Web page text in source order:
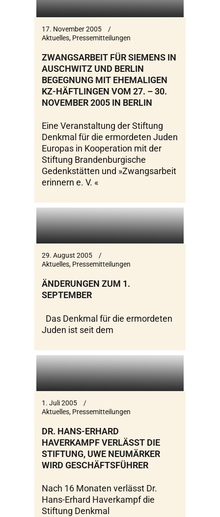
17. November 2005
Aktuelles, Pressemitteilungen
ZWANGSARBEIT FÜR SIEMENS IN
AUSCHWITZ UND BERLIN
BEGEGNUNG MIT EHEMALIGEN
KZ-HÄFTLINGEN VOM 27. – 30.
NOVEMBER 2005 IN BERLIN
Eine Veranstaltung der Stiftung
Denkmal für die ermordeten Juden
Europas in Kooperation mit der
Stiftung Brandenburgische
Gedenkstätten und »Zwangsarbeit
erinnern e. V. «
29. August 2005
Aktuelles, Pressemitteilungen
ÄNDERUNGEN ZUM 1.
SEPTEMBER
Das Denkmal für die ermordeten
Juden ist seit dem
1. Juli 2005
Aktuelles, Pressemitteilungen
DR. HANS-ERHARD
HAVERKAMPF VERLÄSST DIE
STIFTUNG, UWE NEUMÄRKER
WIRD GESCHÄFTSFÜHRER
Nach 16 Monaten verlässt Dr.
Hans-Erhard Haverkampf die
Stiftung Denkmal